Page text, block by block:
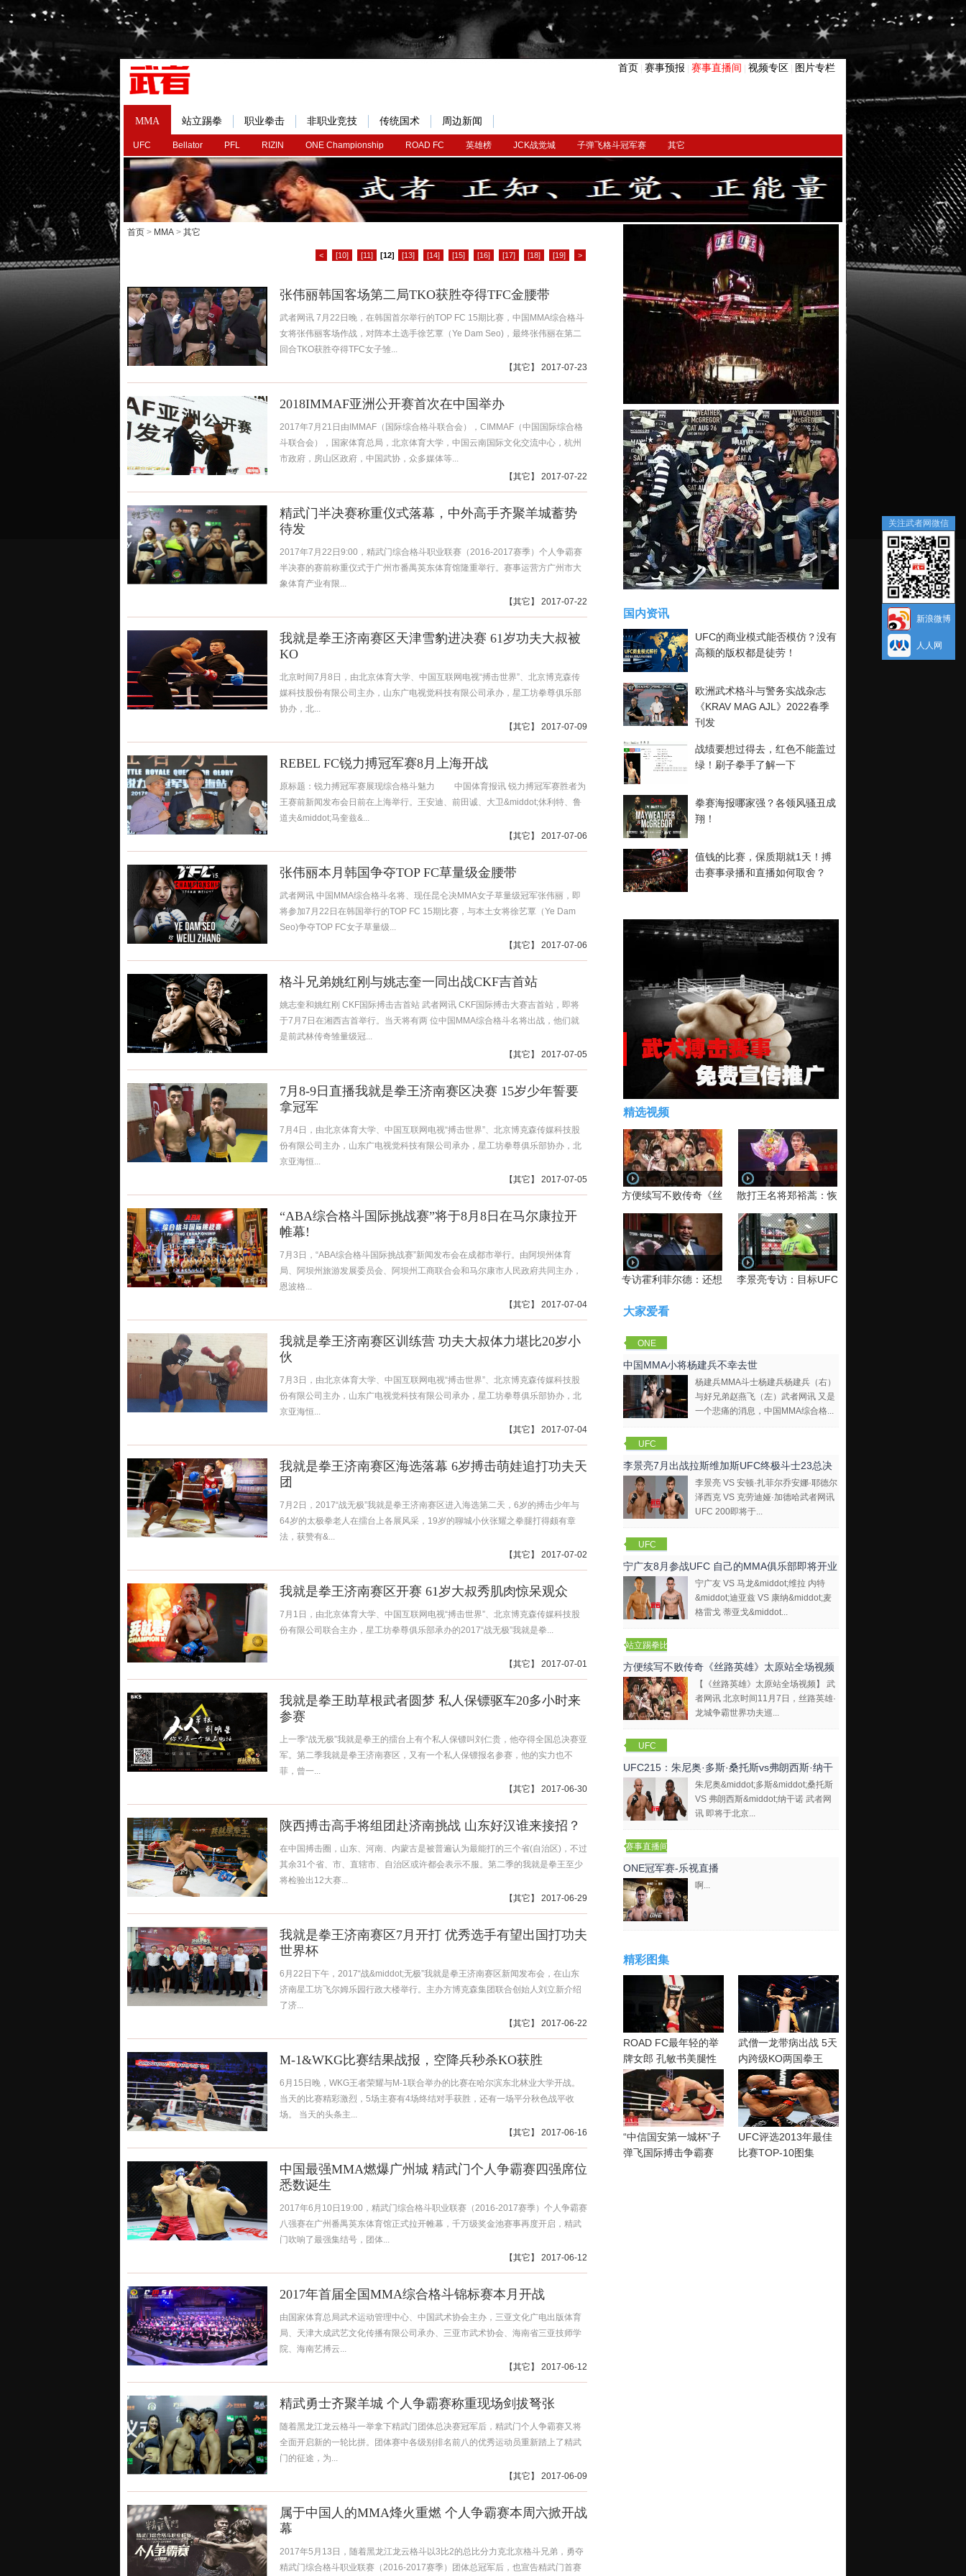
首页 赛事预报 赛事直播间 视频专区 图片专栏
MMA
UFC Bellator PFL RIZIN ONE Championship ROAD FC 英雄榜 JCK战觉城 子弹飞格斗冠军赛 其它
站立踢拳 职业拳击 非职业竞技 传统国术 周边新闻
首页 > MMA > 其它
< [10] [11] [12] [13] [14] [15] [16] [17] [18] [19] >
张伟丽韩国客场第二局TKO获胜夺得TFC金腰带
武者网讯 7月22日晚，在韩国首尔举行的TOP FC 15期比赛，中国MMA综合格斗
女将张伟丽客场作战，对阵本土选手徐艺覃（Ye Dam Seo)，最终张伟丽在第二
回合TKO获胜夺得TFC女子雏...
【其它 】 2017-07-23
2018IMMAF亚洲公开赛首次在中国举办
2017年7月21日由IMMAF（国际综合格斗联合会），CIMMAF（中国国际综合格
斗联合会），国家体育总局，北京体育大学，中国云南国际文化交流中心，杭州
市政府，房山区政府，中国武协，众多媒体等...
【其它 】 2017-07-22
精武门半决赛称重仪式落幕，中外高手齐聚羊城蓄势
待发
2017年7月22日9:00，精武门综合格斗职业联赛（2016-2017赛季）个人争霸赛
半决赛的赛前称重仪式于广州市番禺英东体育馆隆重举行。赛事运营方广州市大
象体育产业有限...
【其它 】 2017-07-22
我就是拳王济南赛区天津雪豹进决赛 61岁功夫大叔被
KO
北京时间7月8日，由北京体育大学、中国互联网电视“搏击世界”、北京博克森传
媒科技股份有限公司主办，山东广电视觉科技有限公司承办，星工坊拳尊俱乐部
协办，北...
【其它 】 2017-07-09
REBEL FC锐力搏冠军赛8月上海开战
原标题：锐力搏冠军赛展现综合格斗魅力 中国体育报讯 锐力搏冠军赛胜者为
王赛前新闻发布会日前在上海举行。王安迪、前田诚、大卫&middot;休利特、鲁
道夫&middot;马奎兹&...
【其它 】 2017-07-06
张伟丽本月韩国争夺TOP FC草量级金腰带
武者网讯 中国MMA综合格斗名将、现任昆仑决MMA女子草量级冠军张伟丽，即
将参加7月22日在韩国举行的TOP FC 15期比赛，与本土女将徐艺覃（Ye Dam
Seo)争夺TOP FC女子草量级...
【其它 】 2017-07-06
格斗兄弟姚红刚与姚志奎一同出战CKF吉首站
姚志奎和姚红刚 CKF国际搏击吉首站 武者网讯 CKF国际搏击大赛吉首站，即将
于7月7日在湘西吉首举行。当天将有两 位中国MMA综合格斗名将出战，他们就
是前武林传奇雏量级冠...
【其它 】 2017-07-05
7月8-9日直播我就是拳王济南赛区决赛 15岁少年誓要
拿冠军
7月4日，由北京体育大学、中国互联网电视“搏击世界”、北京博克森传媒科技股
份有限公司主办，山东广电视觉科技有限公司承办，星工坊拳尊俱乐部协办，北
京亚海恒...
【其它 】 2017-07-05
“ABA综合格斗国际挑战赛”将于8月8日在马尔康拉开
帷幕!
7月3日，“ABA综合格斗国际挑战赛”新闻发布会在成都市举行。由阿坝州体育
局、阿坝州旅游发展委员会、阿坝州工商联合会和马尔康市人民政府共同主办，
恩波格...
【其它 】 2017-07-04
我就是拳王济南赛区训练营 功夫大叔体力堪比20岁小
伙
7月3日，由北京体育大学、中国互联网电视“搏击世界”、北京博克森传媒科技股
份有限公司主办，山东广电视觉科技有限公司承办，星工坊拳尊俱乐部协办，北
京亚海恒...
【其它 】 2017-07-04
我就是拳王济南赛区海选落幕 6岁搏击萌娃追打功夫天
团
7月2日，2017“战无极”我就是拳王济南赛区进入海选第二天，6岁的搏击少年与
64岁的太极拳老人在擂台上各展风采，19岁的聊城小伙张耀之拳腿打得颇有章
法，获赞有&...
【其它 】 2017-07-02
我就是拳王济南赛区开赛 61岁大叔秀肌肉惊呆观众
7月1日，由北京体育大学、中国互联网电视“搏击世界”、北京博克森传媒科技股
份有限公司联合主办，星工坊拳尊俱乐部承办的2017“战无极”我就是拳...
【其它 】 2017-07-01
我就是拳王助草根武者圆梦 私人保镖驱车20多小时来
参赛
上一季“战无极”我就是拳王的擂台上有个私人保镖叫刘仁贵，他夺得全国总决赛亚
军。第二季我就是拳王济南赛区，又有一个私人保镖报名参赛，他的实力也不
菲，曾一...
【其它 】 2017-06-30
陕西搏击高手将组团赴济南挑战 山东好汉谁来接招？
在中国搏击圈，山东、河南、内蒙古是被普遍认为最能打的三个省(自治区)，不过
其余31个省、市、直辖市、自治区或许都会表示不服。第二季的我就是拳王至少
将检验出12大赛...
【其它 】 2017-06-29
我就是拳王济南赛区7月开打 优秀选手有望出国打功夫
世界杯
6月22日下午，2017“战&middot;无极”我就是拳王济南赛区新闻发布会，在山东
济南星工坊飞尔姆乐园行政大楼举行。主办方博克森集团联合创始人刘立新介绍
了济...
【其它 】 2017-06-22
M-1&WKG比赛结果战报，空降兵秒杀KO获胜
6月15日晚，WKG王者荣耀与M-1联合举办的比赛在哈尔滨东北林业大学开战。
当天的比赛精彩激烈，5场主赛有4场终结对手获胜，还有一场平分秋色战平收
场。 当天的头条主...
【其它 】 2017-06-16
中国最强MMA燃爆广州城 精武门个人争霸赛四强席位
悉数诞生
2017年6月10日19:00，精武门综合格斗职业联赛（2016-2017赛季）个人争霸赛
八强赛在广州番禺英东体育馆正式拉开帷幕，千万级奖金池赛事再度开启，精武
门吹响了最强集结号，团体...
【其它 】 2017-06-12
2017年首届全国MMA综合格斗锦标赛本月开战
由国家体育总局武术运动管理中心、中国武术协会主办，三亚文化广电出版体育
局、天津大成武艺文化传播有限公司承办、三亚市武术协会、海南省三亚技师学
院、海南艺搏云...
【其它 】 2017-06-12
精武勇士齐聚羊城 个人争霸赛称重现场剑拔弩张
随着黑龙江龙云格斗一举拿下精武门团体总决赛冠军后，精武门个人争霸赛又将
全面开启新的一轮比拼。团体赛中各级别排名前八的优秀运动员重新踏上了精武
门的征途，为...
【其它 】 2017-06-09
属于中国人的MMA烽火重燃 个人争霸赛本周六掀开战
幕
2017年5月13日，随着黑龙江龙云格斗以3比2的总比分力克北京格斗兄弟，勇夺
精武门综合格斗职业联赛（2016-2017赛季）团体总冠军后，也宣告精武门首赛
国内资讯
UFC的商业模式能否模仿？没有
高额的版权都是徒劳！
欧洲武术格斗与警务实战杂志
《KRAV MAG AJL》2022春季
刊发
战绩要想过得去，红色不能盖过
绿！刷子拳手了解一下
拳赛海报哪家强？各领风骚丑成
翔！
值钱的比赛，保质期就1天！搏
击赛事录播和直播如何取舍？
精选视频
方便续写不败传奇《丝路英雄》太原站全场视频
散打王名将郑裕蒿：恢复训练 有望回归擂台
专访霍利菲尔德：还想再和泰森干一架！李景亮专访：目标UFC金腰带 不做打酱油
大家爱看
ONE
Champions
hip
中国MMA小将杨建兵不幸去世
杨建兵MMA斗士杨建兵杨建兵（右）
与好兄弟赵燕飞（左）武者网讯 又是
一个悲痛的消息，中国MMA综合格...
UFC
李景亮7月出战拉斯维加斯UFC终极斗士23总决
李景亮 VS 安顿·扎菲尔乔安娜·耶德尔
泽西克 VS 克劳迪娅·加德哈武者网讯
UFC 200即将于...
UFC
宁广友8月参战UFC 自己的MMA俱乐部即将开业
宁广友 VS 马龙&middot;维拉 内特
&middot;迪亚兹 VS 康纳&middot;麦
格雷戈 蒂亚戈&middot...
站立踢拳比
赛视频
方便续写不败传奇《丝路英雄》太原站全场视频
【《丝路英雄》太原站全场视频】 武
者网讯 北京时间11月7日，丝路英雄·
龙城争霸世界功夫巡...
UFC
UFC215：朱尼奥·多斯·桑托斯vs弗朗西斯·纳干
朱尼奥&middot;多斯&middot;桑托斯
VS 弗朗西斯&middot;纳干诺 武者网
讯 即将于北京...
赛事直播间
ONE冠军赛-乐视直播
啊...
精彩图集
ROAD FC最年轻的举
牌女郎 孔敏书美腿性
感眼神清纯
武僧一龙带病出战 5天
内跨级KO两国拳王
“中信国安第一城杯”子
弹飞国际搏击争霸赛
UFC评选2013年最佳
比赛TOP-10图集
关注武者网微信
新浪微博
人人网